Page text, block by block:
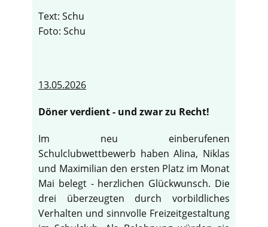
Text: Schu
Foto: Schu
13.05.2026
Döner verdient - und zwar zu Recht!
Im neu einberufenen
Schulclubwettbewerb haben Alina, Niklas
und Maximilian den ersten Platz im Monat
Mai belegt - herzlichen Glückwunsch. Die
drei überzeugten durch vorbildliches
Verhalten und sinnvolle Freizeitgestaltung